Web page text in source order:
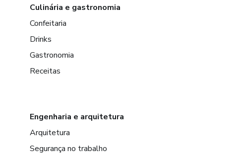
Culinária e gastronomia
Confeitaria
Drinks
Gastronomia
Receitas
Engenharia e arquitetura
Arquitetura
Segurança no trabalho